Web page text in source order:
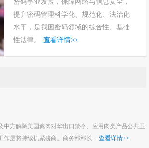
密码事业发展，保障网络与信息安全，
提升密码管理科学化、规范化、法治化
水平，是我国密码领域的综合性、基础
性法律。
查看详情>>
方解除美国禽肉对华出口禁令、应用肉类产品公共卫
层将持续抓紧磋商。商务部部长...
查看详情>>